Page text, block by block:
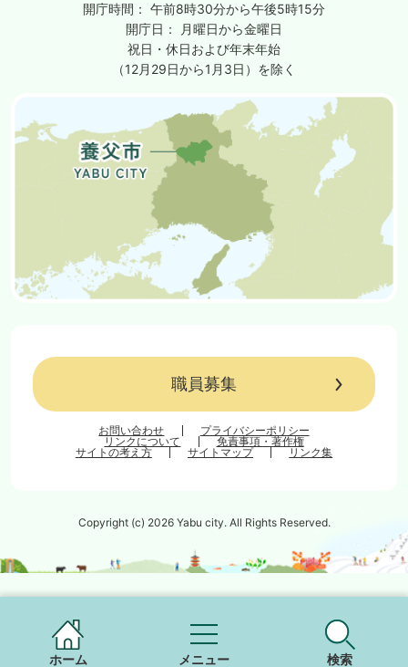
ホーム メニュー 検索
開庁時間： 午前8時30分から午後5時15分
開庁日：
月曜日から金曜日
祝日・休日および年末年始
（12月29日から1月3日）を除く
職員募集
お問い合わせ
プライバシーポリシー
リンクについて
免責事項・著作権
サイトの考え方
サイトマップ リンク集
Copyright (c) 2026 Yabu city. All Rights Reserved.